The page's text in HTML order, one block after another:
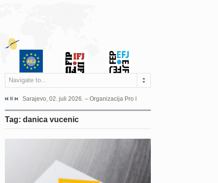
Navigate to...
Grada Sarajeva povodom Dana Sarajeva dugogodišnjoj...
Sarajevo, 02. juli 2026. – Organizacija Pro Educa juče je uspješno
Tag: danica vucenic